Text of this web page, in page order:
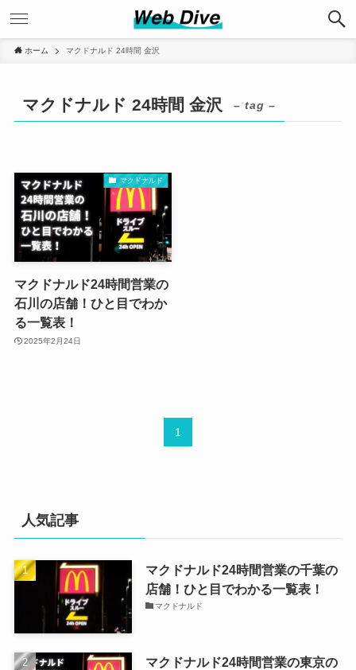
ホーム マクドナルド 24時間 金沢
マクドナルド 24時間 金沢 – tag –
マクドナルド
マクドナルド24時間営業の
石川の店舗！ひと目でわか
る一覧表！
2025年2月24日
1
人気記事
マクドナルド24時間営業の千葉の
店舗！ひと目でわかる一覧表！
マクドナルド
マクドナルド24時間営業の東京の